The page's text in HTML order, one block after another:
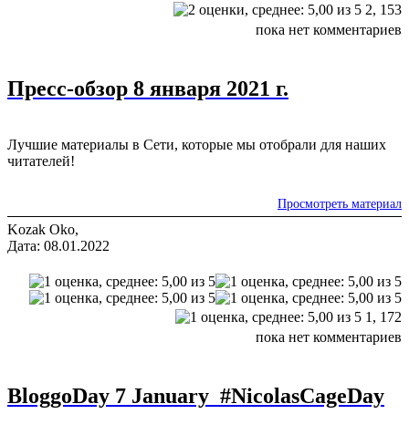
2, 153
пока нет комментариев
Пресс-обзор 8 января 2021 г.
Лучшие материалы в Сети, которые мы отобрали для наших
читателей!
Просмотреть материал
Kozak Oko,
Дата: 08.01.2022
1, 172
пока нет комментариев
BloggoDay 7 January #NicolasCageDay